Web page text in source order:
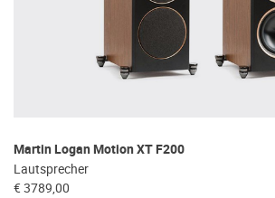
Martin Logan Motion XT F200
Lautsprecher
€ 3789,00